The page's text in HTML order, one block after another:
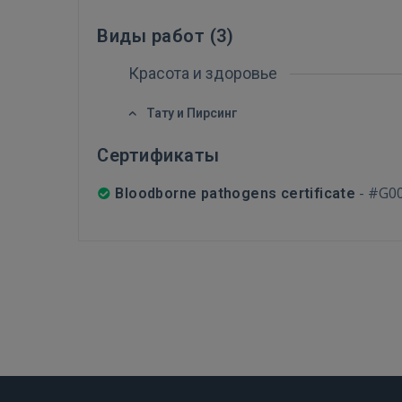
Виды работ (3)
Красота и здоровье
Тату и Пирсинг
Сертификаты
Bloodborne pathogens certificate -